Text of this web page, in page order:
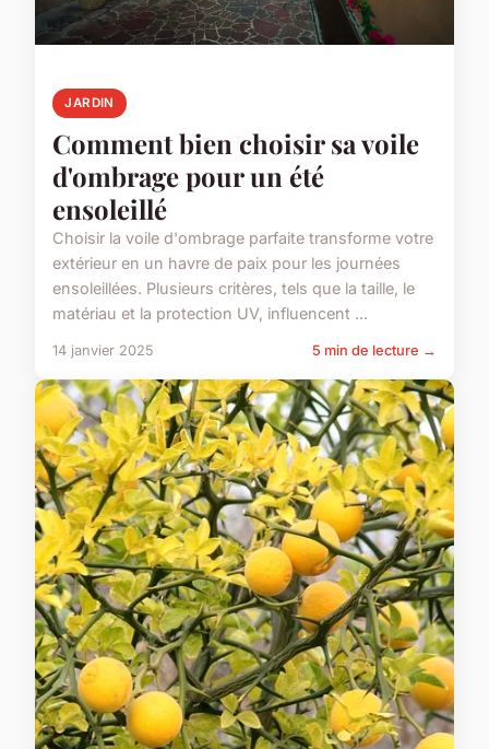
JARDIN
Comment bien choisir sa voile
d'ombrage pour un été
ensoleillé
Choisir la voile d'ombrage parfaite transforme votre
extérieur en un havre de paix pour les journées
ensoleillées. Plusieurs critères, tels que la taille, le
matériau et la protection UV, influencent ...
14 janvier 2025 5 min de lecture →